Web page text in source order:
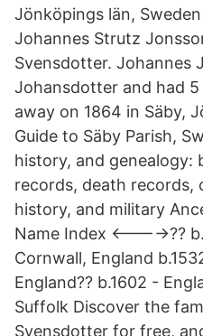
Jönköpings län,
Johannes Strutz
Svensdotter. Johannes
Johansdotter and had 5
away on 1864 in Säby,
Guide to Säby Parish,
history, and genealogy:
records, death records,
history, and military
Name Index <---->??
Cornwall, England
England?? b.1602 -
Suffolk Discover the
Svensdotter for free,